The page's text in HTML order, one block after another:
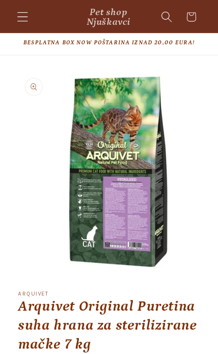
content
Pet shop
Njuškavci
Cart
BESPLATNA BOX NOW POŠTARINA IZNAD 20,00 EURA!
product
information
1
in
modal
ARQUIVET
Arquivet Original Puretina
suha hrana za sterilizirane
mačke 7 kg